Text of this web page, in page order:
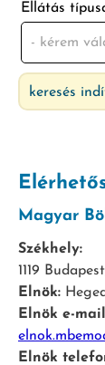
Ellátás
- kérem
keresés
Magyar
Székhely:
1119
Elnök:
Elnök e-
Elnök